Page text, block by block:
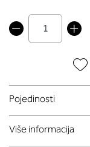
Pojedinosti
Više informacija